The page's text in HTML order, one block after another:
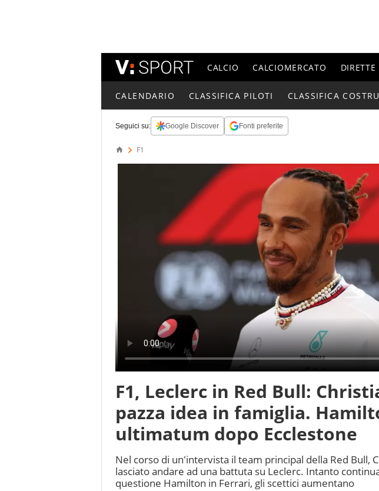
CALCIO CALCIOMERCATO DIRETTE
CALENDARIO CLASSIFICA PILOTI CLASSIFICA
Seguici su: Google Discover Fonti preferite
F1
F1, Leclerc in Red Bull:
pazza idea in famiglia.
ultimatum dopo Ecclestone
Nel corso di un'intervista il team principal della Red Bull,
lasciato andare ad una battuta su Leclerc. Intanto
questione Hamilton in Ferrari, gli scettici aumentano